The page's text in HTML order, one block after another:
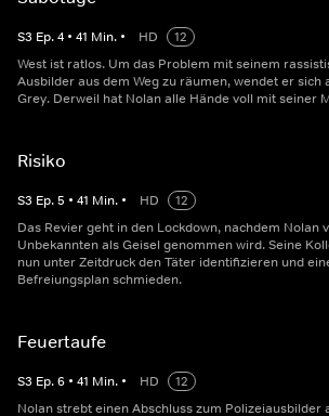
S3 Ep.4 • 41 Min. • HD
12
West ist ratlos. Um das Problem mit seinem
Ausbilder aus dem Weg zu räumen, wendet er sich
Grey. Derweil hat Nolan alle Hände voll mit seiner
Risiko
S3 Ep.5 • 41 Min. • HD
12
Das Revier geht in den Lockdown, nachdem Nolan
Unbekannten als Geisel genommen wird. Seine
nun unter Zeitdruck den Täter identifizieren und
Befreiungsplan schmieden.
Feuertaufe
S3 Ep.6 • 41 Min. • HD
12
Nolan strebt einen Abschluss zum Polizeiausbilder